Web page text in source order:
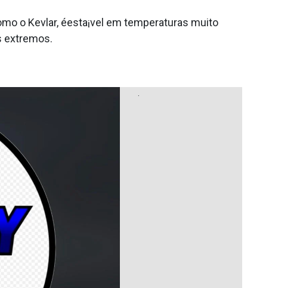
o Kevlar, éesta¡vel em temperaturas muito
extremos.